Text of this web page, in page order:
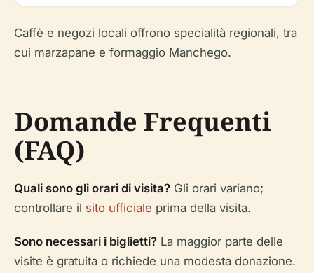
Caffè e negozi locali offrono specialità regionali, tra
cui marzapane e formaggio Manchego.
Domande Frequenti
(FAQ)
Quali sono gli orari di visita? Gli orari variano;
controllare il sito ufficiale prima della visita.
Sono necessari i biglietti? La maggior parte delle
visite è gratuita o richiede una modesta donazione.